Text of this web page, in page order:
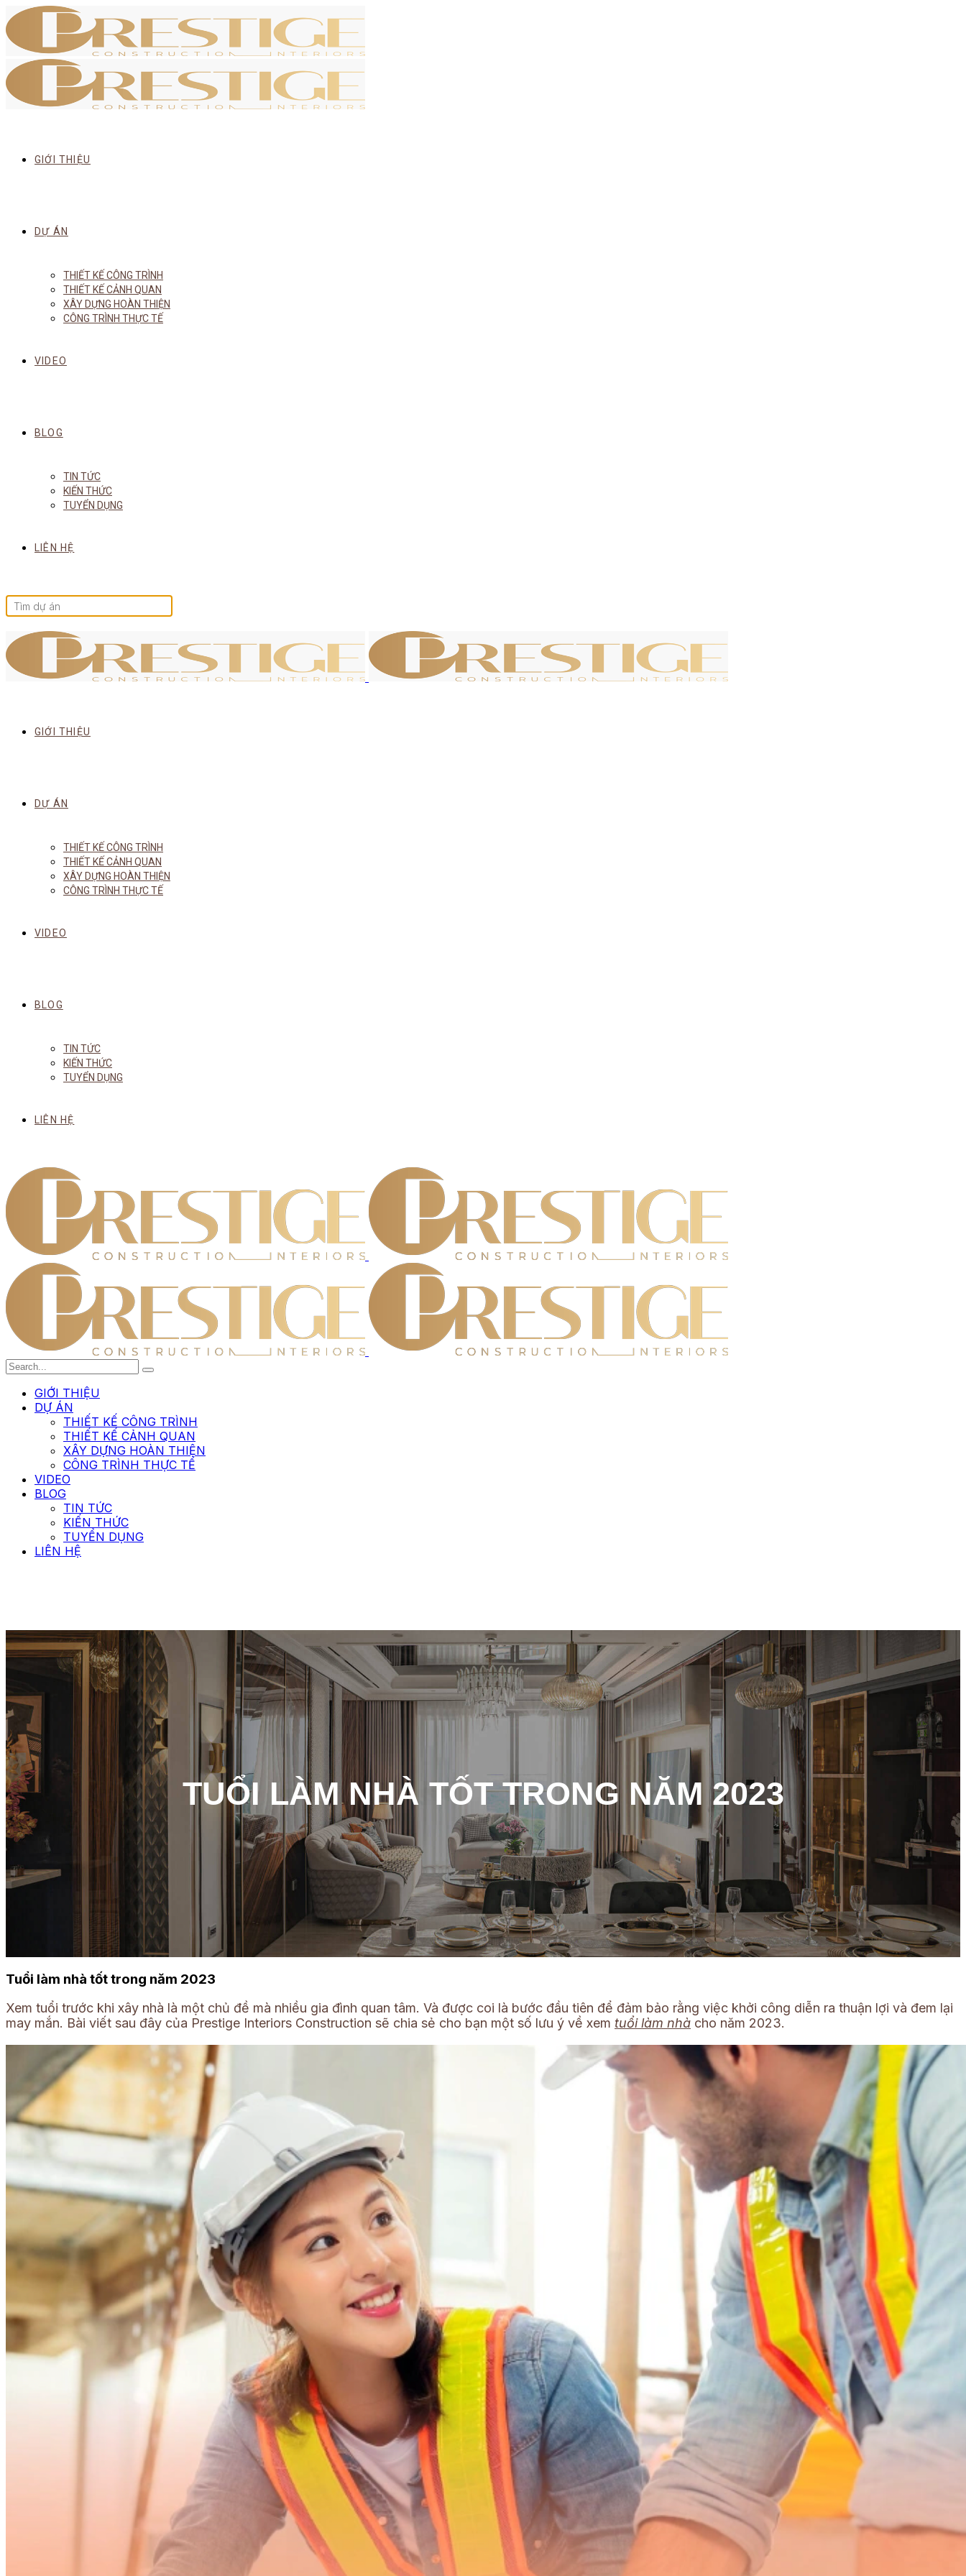
GIỚI THIỆU
DỰ ÁN
THIẾT KẾ CÔNG TRÌNH
THIẾT KẾ CẢNH QUAN
XÂY DỰNG HOÀN THIỆN
CÔNG TRÌNH THỰC TẾ
VIDEO
BLOG
TIN TỨC
KIẾN THỨC
TUYỂN DỤNG
LIÊN HỆ
GIỚI THIỆU
DỰ ÁN
THIẾT KẾ CÔNG TRÌNH
THIẾT KẾ CẢNH QUAN
XÂY DỰNG HOÀN THIỆN
CÔNG TRÌNH THỰC TẾ
VIDEO
BLOG
TIN TỨC
KIẾN THỨC
TUYỂN DỤNG
LIÊN HỆ
GIỚI THIỆU
DỰ ÁN
THIẾT KẾ CÔNG TRÌNH
THIẾT KẾ CẢNH QUAN
XÂY DỰNG HOÀN THIỆN
CÔNG TRÌNH THỰC TẾ
VIDEO
BLOG
TIN TỨC
KIẾN THỨC
TUYỂN DỤNG
LIÊN HỆ
TUỔI LÀM NHÀ TỐT TRONG NĂM 2023
Tuổi làm nhà tốt trong năm 2023
Xem tuổi trước khi xây nhà là một chủ đề mà nhiều gia đình quan tâm. Và được coi là bước đầu tiên để đảm bảo rằng việc khởi công diễn ra thuận lợi và đem lại
may mắn. Bài viết sau đây của Prestige Interiors Construction sẽ chia sẻ cho bạn một số lưu ý về xem tuổi làm nhà cho năm 2023.